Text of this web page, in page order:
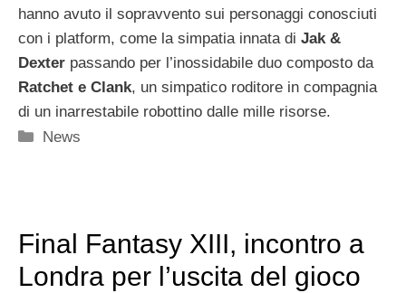
hanno avuto il sopravvento sui personaggi conosciuti
con i platform, come la simpatia innata di Jak &
Dexter passando per l’inossidabile duo composto da
Ratchet e Clank, un simpatico roditore in compagnia
di un inarrestabile robottino dalle mille risorse.
Categorie
News
Final Fantasy XIII, incontro a
Londra per l’uscita del gioco